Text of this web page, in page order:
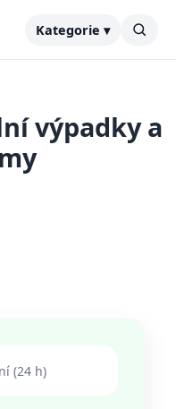
Kategorie ▾
výpadky a
(24 h)